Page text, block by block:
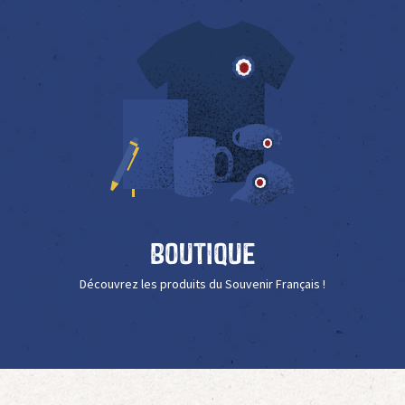
Boutique
Découvrez les produits du Souvenir Français !